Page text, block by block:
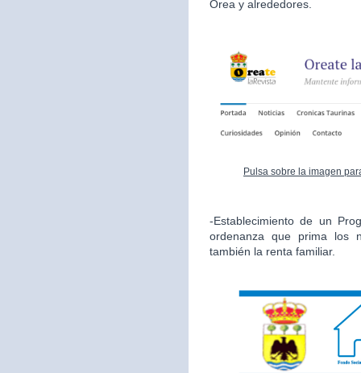
Orea y alrededores.
Pulsa sobre la imagen
-Establecimiento de un
ordenanza que prima los
también la renta familiar.